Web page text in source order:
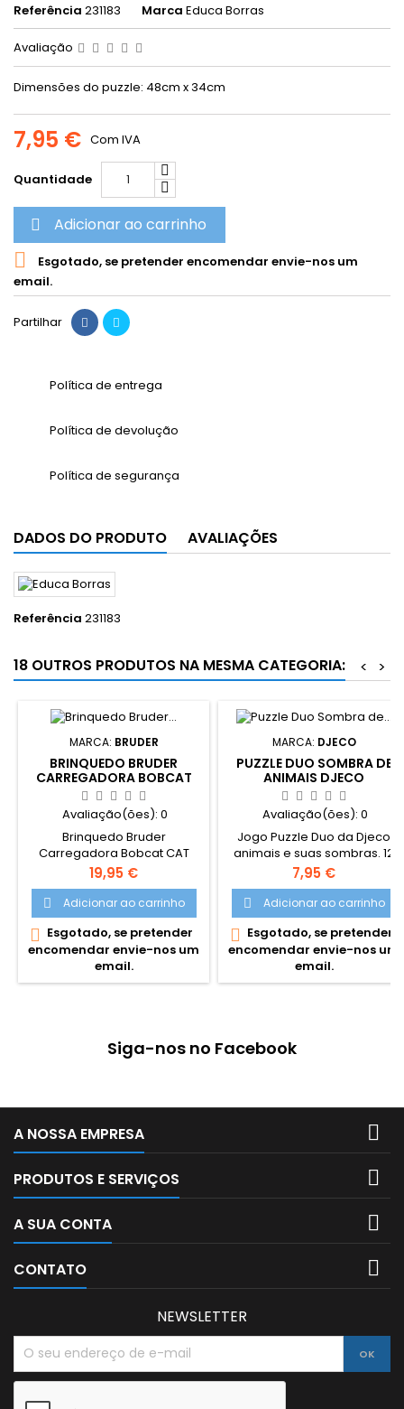
Referência 231183 Marca Educa Borras
Avaliação
Dimensões do puzzle: 48cm x 34cm
7,95 € Com IVA
Quantidade
 Adicionar ao carrinho

Esgotado, se pretender encomendar envie-nos um
email.
Partilhar
Política de entrega
Política de devolução
Política de segurança
DADOS DO PRODUTO AVALIAÇÕES
Referência 231183
18 OUTROS PRODUTOS NA MESMA CATEGORIA: >
<
MARCA: BRUDER
BRINQUEDO BRUDER
CARREGADORA BOBCAT
CAT
Avaliação(ões): 0
Brinquedo Bruder
Carregadora Bobcat CAT
Como no original, o modelo
BRUDER da mini carregadora
CAT apresenta um braço de
carregamento funcional.
Recomendado para
crianças com idade superior
a 3 anos.
Preço
19,95 €
 Adicionar ao carrinho
 Esgotado, se pretender
encomendar envie-nos um
email.
MARCA: DJECO
PUZZLE DUO SOMBRA DE
ANIMAIS DJECO
Avaliação(ões): 0
Jogo Puzzle Duo da Djeco
animais e suas sombras. 12
Puzzles de animais.
Recomendado para idades
superiores a dois anos.
Preço
7,95 €
 Adicionar ao carrinho
 Esgotado, se pretender
encomendar envie-nos um
email.
Siga-nos no Facebook
A NOSSA EMPRESA 
PRODUTOS E SERVIÇOS 
A SUA CONTA 
CONTATO 
NEWSLETTER